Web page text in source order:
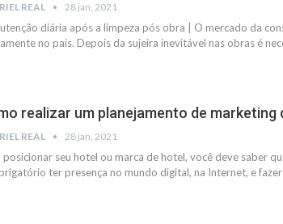
REAL 28 jan, 2021
diária após a limpeza pós obra | O mercado da
no país. Depois da sujeira inevitável nas obras é
realizar um planejamento de marketing
REAL 28 jan, 2021
posicionar seu hotel ou marca de hotel, você deve saber
ter presença no mundo digital, na Internet, e